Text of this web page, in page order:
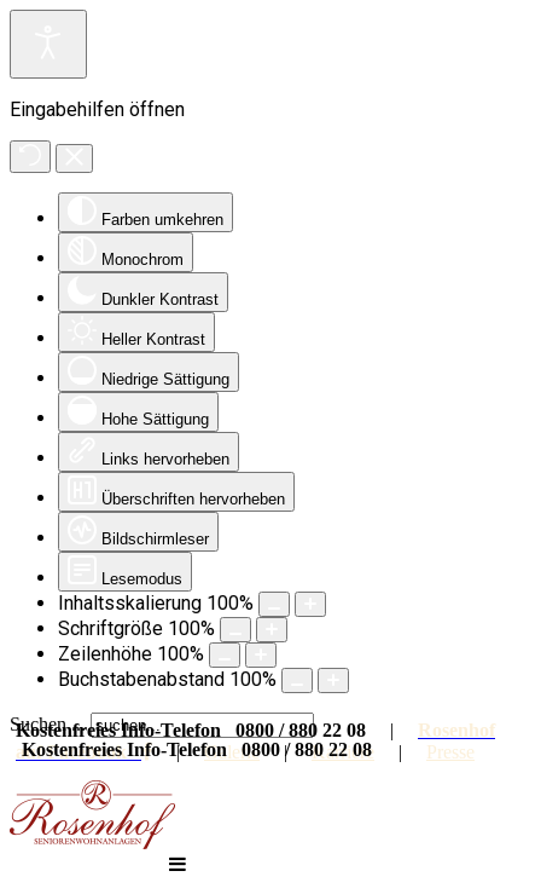
Eingabehilfen öffnen
Farben umkehren
Monochrom
Dunkler Kontrast
Heller Kontrast
Niedrige Sättigung
Hohe Sättigung
Links hervorheben
Überschriften hervorheben
Bildschirmleser
Lesemodus
Inhaltsskalierung 100%
Schriftgröße 100%
Zeilenhöhe 100%
Buchstabenabstand 100%
Suchen ...
Kostenfreies Info-Telefon 0800 / 880 22 08 | Rosenhof
auf Facebook
|Galerie|Karriere | Presse
Kostenfreies Info-Telefon 0800 / 880 22 08